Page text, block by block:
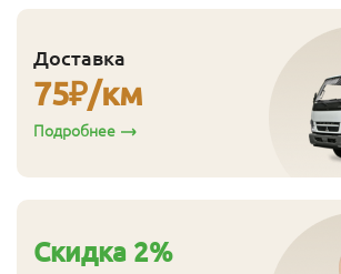
Доставка
75₽/км
Подробнее
Cкидка 2%